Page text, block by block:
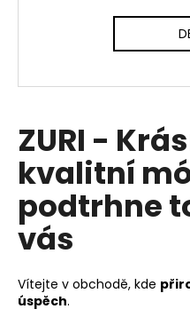
ZURI -
kvalitní
podtrhne
vás
Vítejte v obchodě, kde
úspěch.